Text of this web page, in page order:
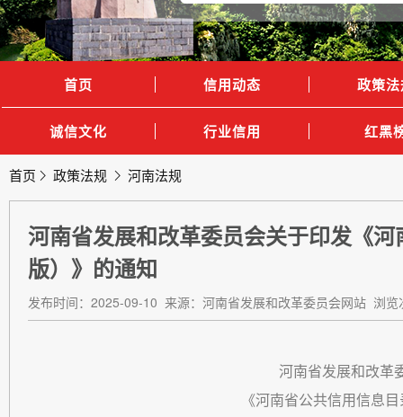
首页 信用动态 政策
诚信文化 行业信用 红黑
首页 政策法规 河南法规
河南省发展和改革委员会关于印发《
版）》的通知
发布时间：2025-09-10 来源：河南省发展和改革委员会网站 浏览
河南省发展和改革
《河南省公共信用信息目